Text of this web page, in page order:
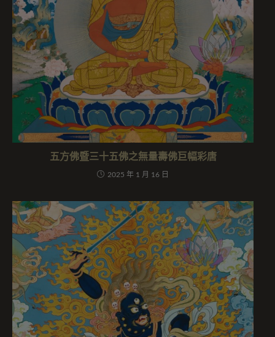
五方佛暨三十五佛之無量壽佛巨幅彩唐
2025 年 1 月 16 日